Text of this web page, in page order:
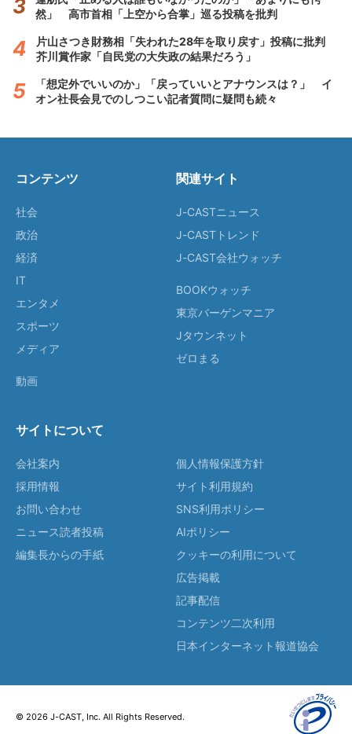
然」 高市首相「上空から合掌」巡る投稿を批判
片山さつき財務相「失われた28年を取り戻す」投稿に批判
芥川賞作家「自民党の大失政の結果だろう」
「想定外でいいのか」「戻っていいとアナウンスは？」 イ
オン社長会見でのしつこい記者質問に疑問も続々
コンテンツ
社会
政治
経済
IT
エンタメ
スポーツ
メディア
動画
関連サイト
J-CASTニュース
J-CASTトレンド
J-CAST会社ウォッチ
BOOKウォッチ
東京バーゲンマニア
Jタウンネット
ゼロまる
サイトについて
会社案内
採用情報
お問い合わせ
ニュース読者投稿
編集長からの手紙
個人情報保護方針
サイト利用規約
SNS利用ポリシー
AIポリシー
クッキーの利用について
広告掲載
記事配信
コンテンツ二次利用
日本インターネット報道協会
© 2026 J-CAST, Inc. All Rights Reserved.